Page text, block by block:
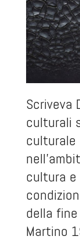
Scriveva
culturali
culturale
cultura
della
Martino